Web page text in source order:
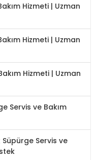
Hizmeti | Uzman
Hizmeti | Uzman
Hizmeti | Uzman
Servis ve Bakım
Servis ve